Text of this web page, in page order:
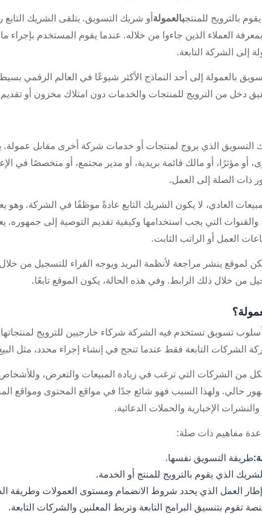
بالترويج للمنتجبالعمولةأو شريك التسويق. يتلقى الشريك
العملاء الذين جاءوا من خلاله. عندما يقوم المستخدم بإجراء
إلى الشركة التابعة.
بالعمولة إلى أحد النماذج الأكثر شيوعًا في العالم الرقمي
دخل من الترويج للمنتجات والخدمات دون امتلاك مخزون أو
الذي يروج لمنتجات أو خدمات شركة أخرى مقابل عمولة.
أو مؤثرًا، أو مالك قائمة بريدية، أو مدير مجتمع، أو متخصصًا في
ذات الصلة إلى العمل.
العادي، لا يكون الشريك التابع عادةً موظفًا في الشركة.
والقنوات التي يجب استخدامها وكيفية تقديم التوصية إلى جمهوره.
العمل أو الراتب الثابت.
لموقع ينشر مراجعة لأنظمة البريد ويوجه القراء للتسجيل من
من خلال ذلك الرابط. وفي هذه الحالة، يكون الموقع تابعًا.
تسويق تستخدم فيه الشركة شركاء خارجيين للترويج لمنتجاتها
الشركات التابعة فقط عندما تنجح في إنشاء إجراء محدد، مثل
من الشركات التي ترغب في زيادة المبيعات والتعرض، وللأشخاص
حالي. ولهذا السبب فهو شائع جدًا في مواقع المحتوى ومواقع
الإخبارية والحملات الدعائية.
عدة مفاهيم ذات صلة:
طريقة التسويق نفسها.
الذي يقوم بالترويج للمنتج أو الخدمة.
إطار العمل الذي يحدد شروط الانضمام ومستوى العمولات وطريقة
تقوم بتنسيق البرامج التابعة وتربط المعلنين والشركات التابعة.